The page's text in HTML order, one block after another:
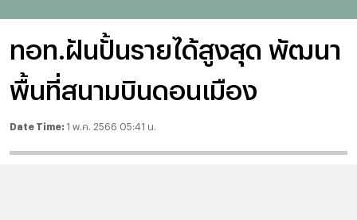
ทอท.ฝันปั้นรายได้สูงสุด พัฒนา
พื้นที่สนามบินดอนเมือง
Date Time: 1 พ.ค. 2566 05:41 น.